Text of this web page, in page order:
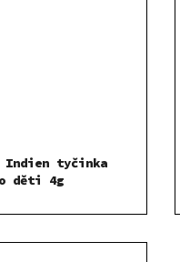
Indien tyčinka
děti 4g